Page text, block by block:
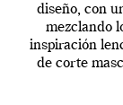
diseño, con
mezclando
inspiración
de corte